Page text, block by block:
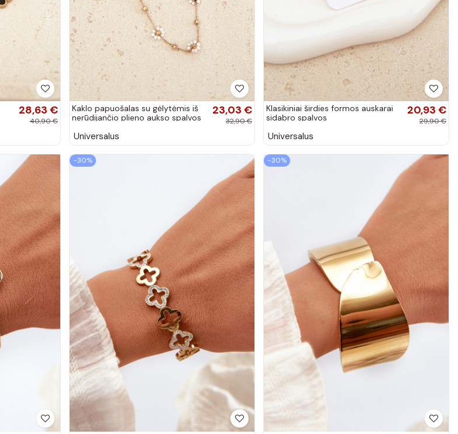
28,63 €
40,90 €
Kaklo papuošalas su gėlytėmis iš
nerūdijančio plieno aukso spalvos
23,03 €
32,90 €
Universalus
Klasikiniai širdies formos auskarai
sidabro spalvos
20,93 €
29,90 €
Universalus
−30% −30%